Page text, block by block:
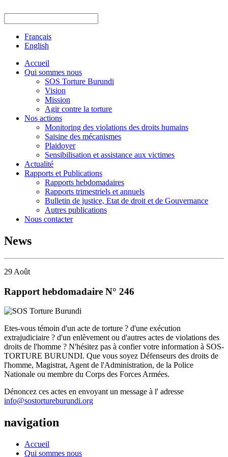
Français
English
Accueil
Qui sommes nous
SOS Torture Burundi
Vision
Mission
Agir contre la torture
Nos actions
Monitoring des violations des droits humains
Saisine des mécanismes
Plaidoyer
Sensibilisation et assistance aux victimes
Actualité
Rapports et Publications
Rapports hebdomadaires
Rapports trimestriels et annuels
Bulletin de justice, Etat de droit et de Gouvernance
Autres publications
Nous contacter
News
29 Août
Rapport hebdomadaire N° 246
Etes-vous témoin d'un acte de torture ? d'une exécution
extrajudiciaire ? d'un enlèvement ou d'autres actes de violations des
droits de l'homme ? N'hésitez pas à confier votre information à SOS-
TORTURE BURUNDI. Que vous soyez Défenseurs des droits de
l'homme, Magistrat, Agent de l'Administration, de la Police
Nationale ou membre du Corps des Forces Armées.
Dénoncez ces actes en envoyant un message à l' adresse
info@sostortureburundi.org
navigation
Accueil
Qui sommes nous